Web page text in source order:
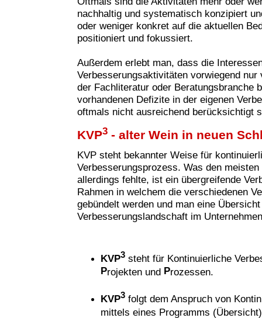
nachhaltig und systematisch konzipiert
oder weniger konkret auf die aktuellen
positioniert und fokussiert.
Außerdem erlebt man, dass die
Verbesserungsaktivitäten vorwiegend nur
der Fachliteratur oder Beratungsbranche
vorhandenen Defizite in der eigenen
oftmals nicht ausreichend berücksichtigt
KVP3 - alter Wein in neuen
KVP steht bekannter Weise für
Verbesserungsprozess. Was den
allerdings fehlte, ist ein übergreifende
Rahmen in welchem die verschiedenen
gebündelt werden und man eine
Verbesserungslandschaft im
KVP3 steht für Kontinuierliche
Projekten und Prozessen.
KVP3 folgt dem Anspruch von
mittels eines Programms